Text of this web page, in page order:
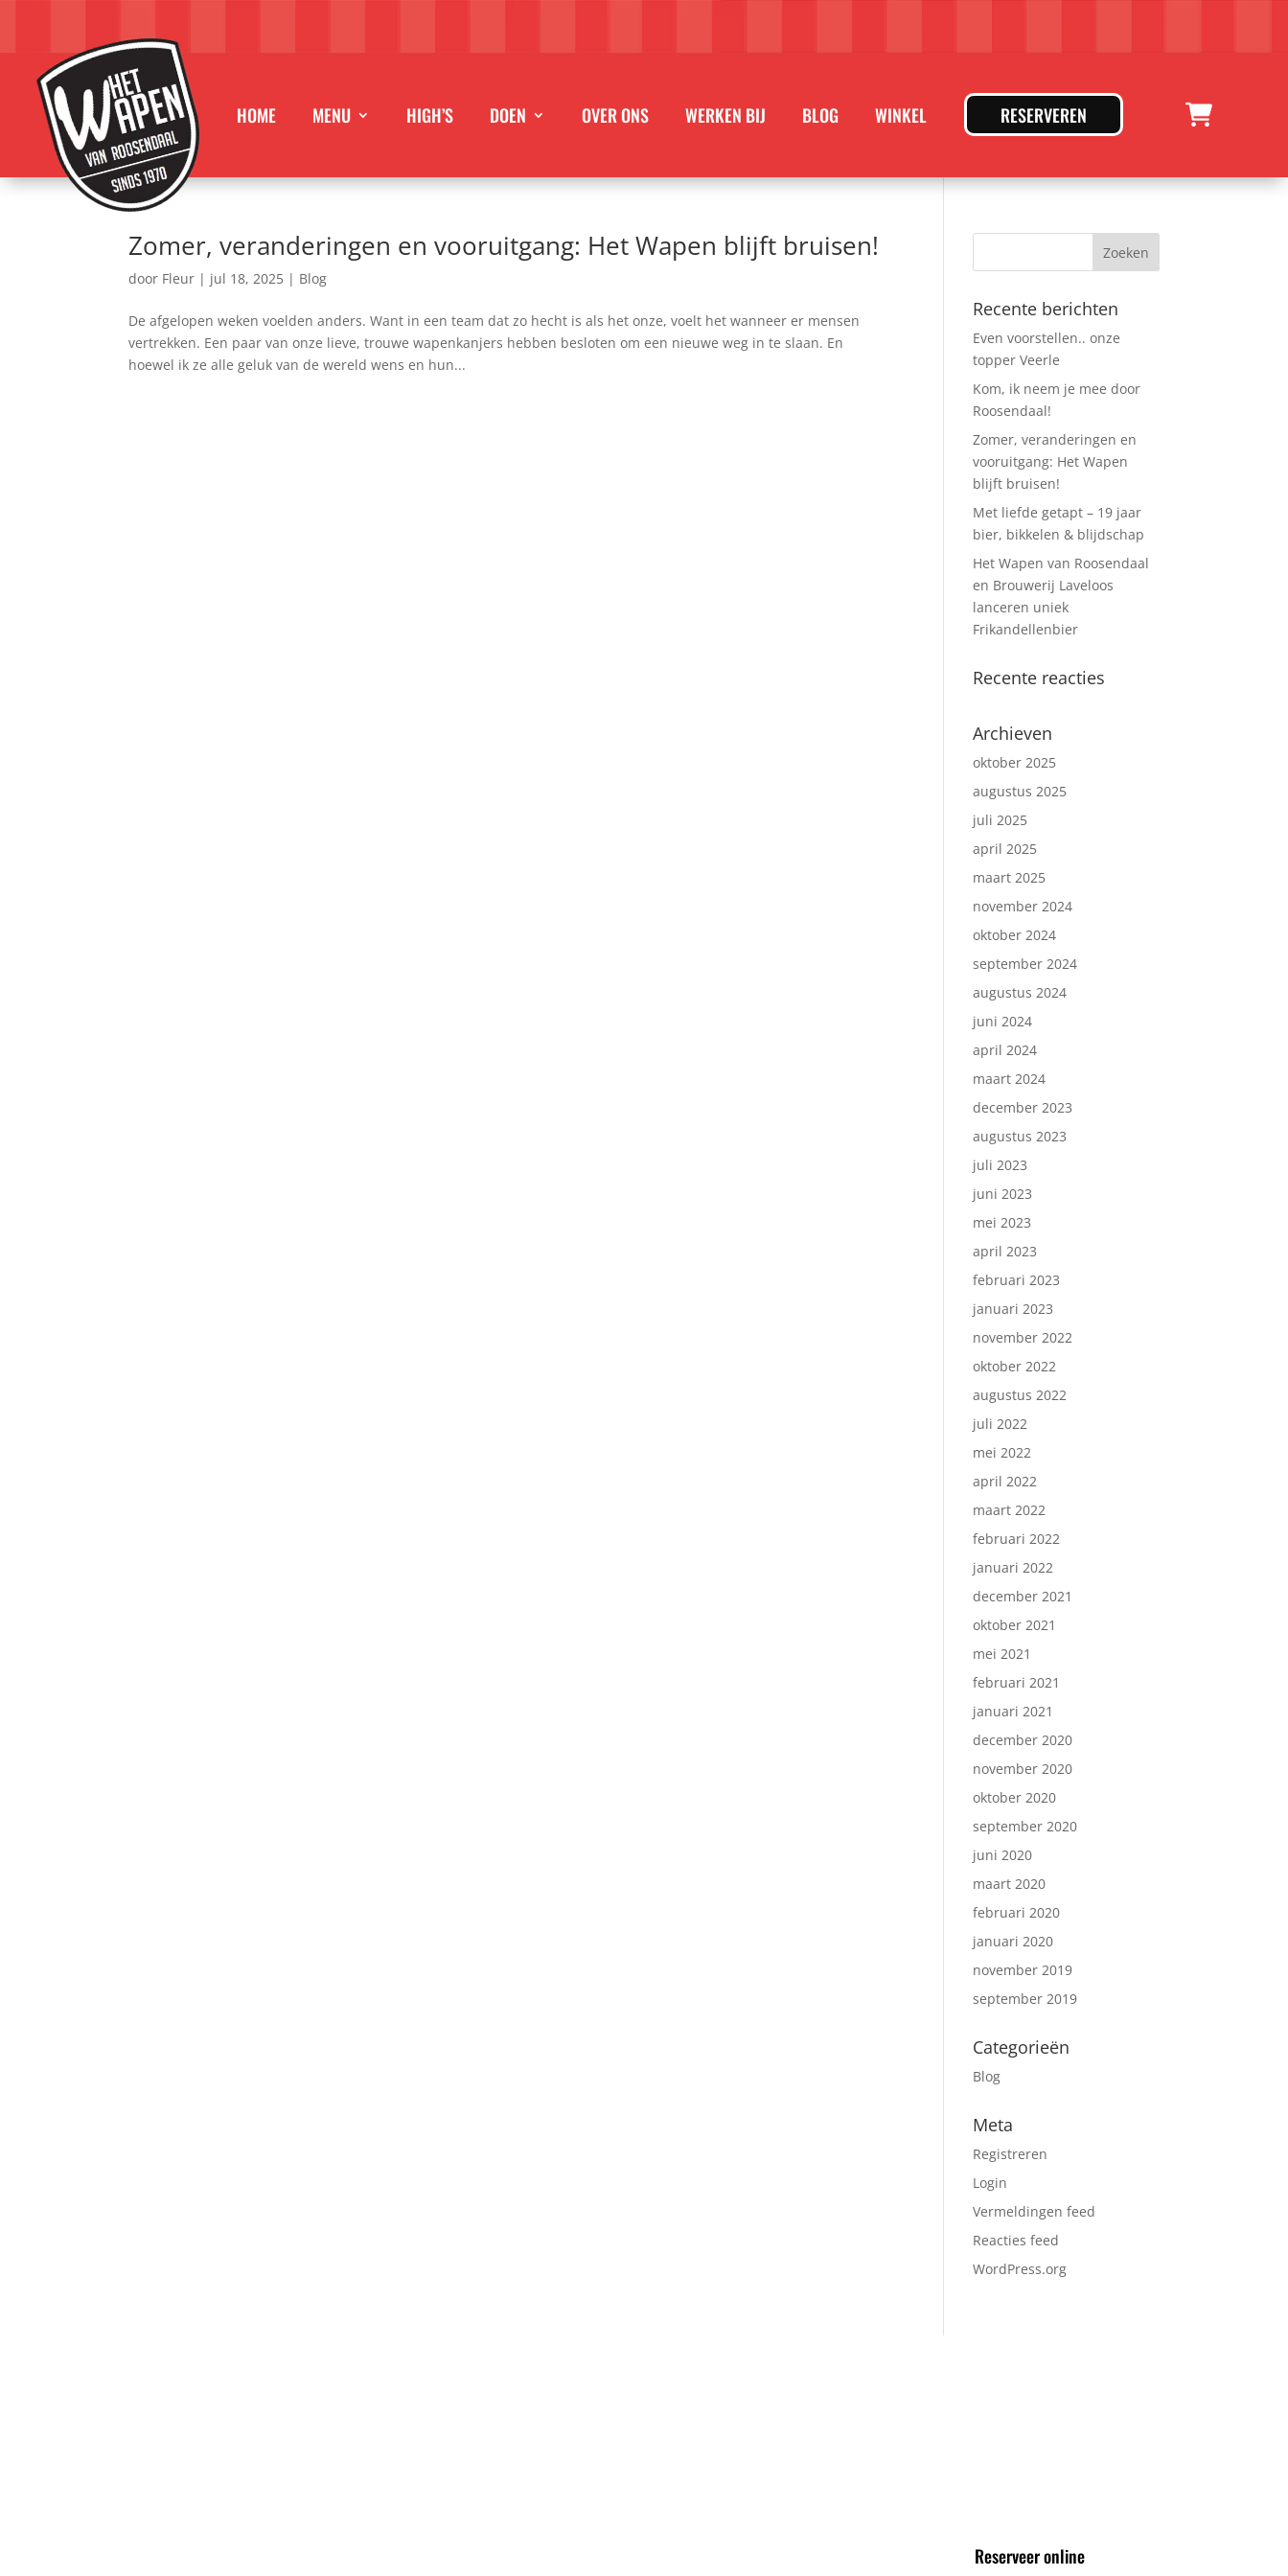
HOME MENU HIGH’S DOEN OVER ONS WERKEN BIJ BLOG WINKEL RESERVEREN
Zomer, veranderingen en vooruitgang: Het Wapen blijft bruisen!
door Fleur | jul 18, 2025 | Blog
De afgelopen weken voelden anders. Want in een team dat zo hecht is als het onze, voelt het wanneer er mensen
vertrekken. Een paar van onze lieve, trouwe wapenkanjers hebben besloten om een nieuwe weg in te slaan. En
hoewel ik ze alle geluk van de wereld wens en hun...
Recente berichten
Even voorstellen.. onze
topper Veerle
Kom, ik neem je mee door
Roosendaal!
Zomer, veranderingen en
vooruitgang: Het Wapen
blijft bruisen!
Met liefde getapt – 19 jaar
bier, bikkelen & blijdschap
Het Wapen van Roosendaal
en Brouwerij Laveloos
lanceren uniek
Frikandellenbier
Recente reacties
Archieven
oktober 2025
augustus 2025
juli 2025
april 2025
maart 2025
november 2024
oktober 2024
september 2024
augustus 2024
juni 2024
april 2024
maart 2024
december 2023
augustus 2023
juli 2023
juni 2023
mei 2023
april 2023
februari 2023
januari 2023
november 2022
oktober 2022
augustus 2022
juli 2022
mei 2022
april 2022
maart 2022
februari 2022
januari 2022
december 2021
oktober 2021
mei 2021
februari 2021
januari 2021
december 2020
november 2020
oktober 2020
september 2020
juni 2020
maart 2020
februari 2020
januari 2020
november 2019
september 2019
Categorieën
Blog
Meta
Registreren
Login
Vermeldingen feed
Reacties feed
WordPress.org
Reserveer online